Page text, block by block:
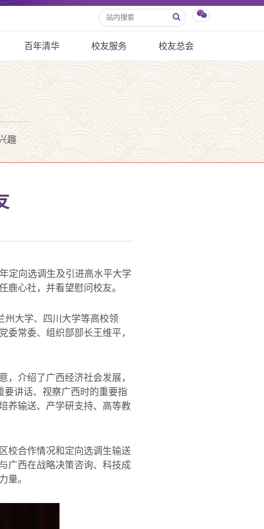
百年清华 校友服务 校友总会
趣
年定向选调生及引进高水平大学
鹿心社，并看望慰问校友。
州大学、四川大学等高校领
常委、组织部部长王维平，
介绍了广西经济社会发展，
要讲话、视察广西时的重要指
养输送、产学研支持、高等教
校合作情况和定向选调生输送
广西在战略决策咨询、科技成
量。